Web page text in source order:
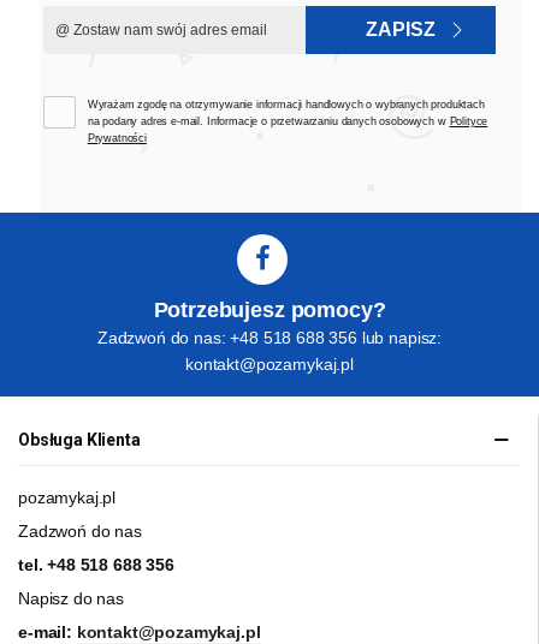
ZAPISZ
Wyrażam zgodę na otrzymywanie informacji handlowych o wybranych produktach
na podany adres e-mail. Informacje o przetwarzaniu danych osobowych w Polityce
Prywatności
Potrzebujesz pomocy?
Zadzwoń do nas: +48 518 688 356 lub napisz:
kontakt@pozamykaj.pl
Obsługa Klienta
pozamykaj.pl
Zadzwoń do nas
tel.+48 518 688 356
Napisz do nas
e-mail: kontakt@pozamykaj.pl